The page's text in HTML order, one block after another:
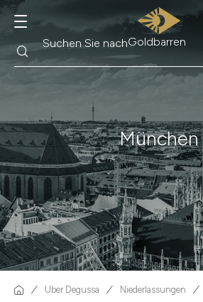
Suche Suchen Sie nach
Krügerrand
München
Über Degussa Niederlassungen